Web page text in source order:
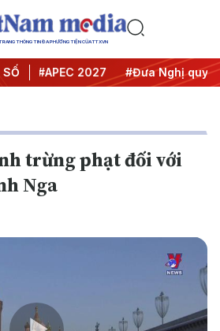
THÔNG TIN ĐA PHƯƠNG TIỆN CỦA TTXVN
#APEC 2027 #Đưa Nghị quyết
trừng phạt đối với
Nga